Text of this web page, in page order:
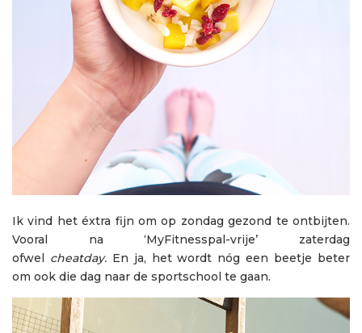
Ik vind het éxtra fijn om op zondag gezond te ontbijten.
Vooral na ‘MyFitnesspal-vrije’ zaterdag
ofwel cheatday. En ja, het wordt nóg een beetje beter
om ook die dag naar de sportschool te gaan.